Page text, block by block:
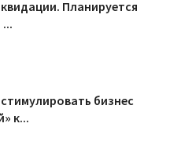
Планируется
бизнес
к...